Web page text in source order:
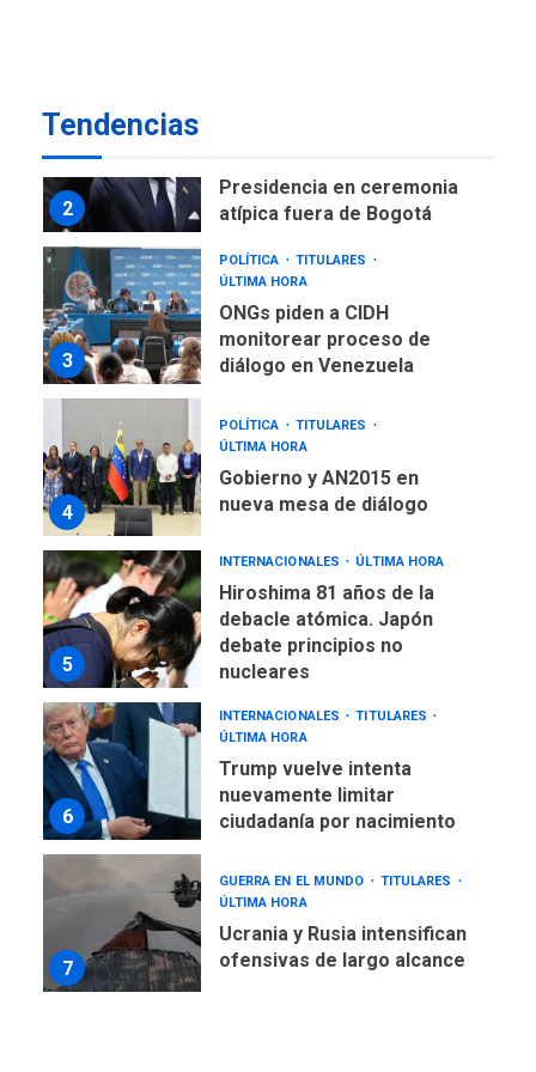
Tendencias
2
3
POLÍTICA
TITULARES
ONGs piden a CIDH
monitorear proceso de
diálogo en Venezuela
4
POLÍTICA
TITULARES
Gobierno y AN2015 en
nueva mesa de diálogo
5
INTERNACIONALES ÚLTIMA HORA
debacle atómica. Japón
debate principios no
nucleares
6
INTERNACIONALES
Trump vuelve intenta
nuevamente limitar
ciudadanía por nacimiento
GUERRA EN EL MUNDO
TITULARES
Ucrania y Rusia intensifican
ofensivas de largo alcance
NACIONALES
TITULARES